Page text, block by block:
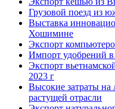
Грузовой поезд из
Выставка
Хошимине
Экспорт
Импорт удобрений в
Экспорт
2023 г
Высокие затраты на
растущей отрасли